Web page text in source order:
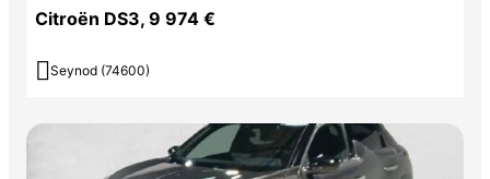
Citroën DS3, 9 974 €
 Seynod (74600)